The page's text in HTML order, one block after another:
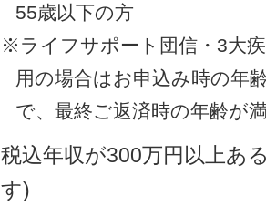
55歳以下の方
※ ライフサポート団信・3大
用の場合はお申込み時の年
で、最終ご返済時の年齢が
税込年収が300万円以上あ
す)